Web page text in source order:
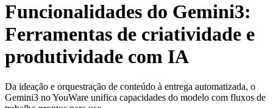
Funcionalidades do Gemini3:
Ferramentas de criatividade e
produtividade com IA
Da ideação e orquestração de conteúdo à entrega automatizada, o
Gemini3 no YouWare unifica capacidades do modelo com fluxos de